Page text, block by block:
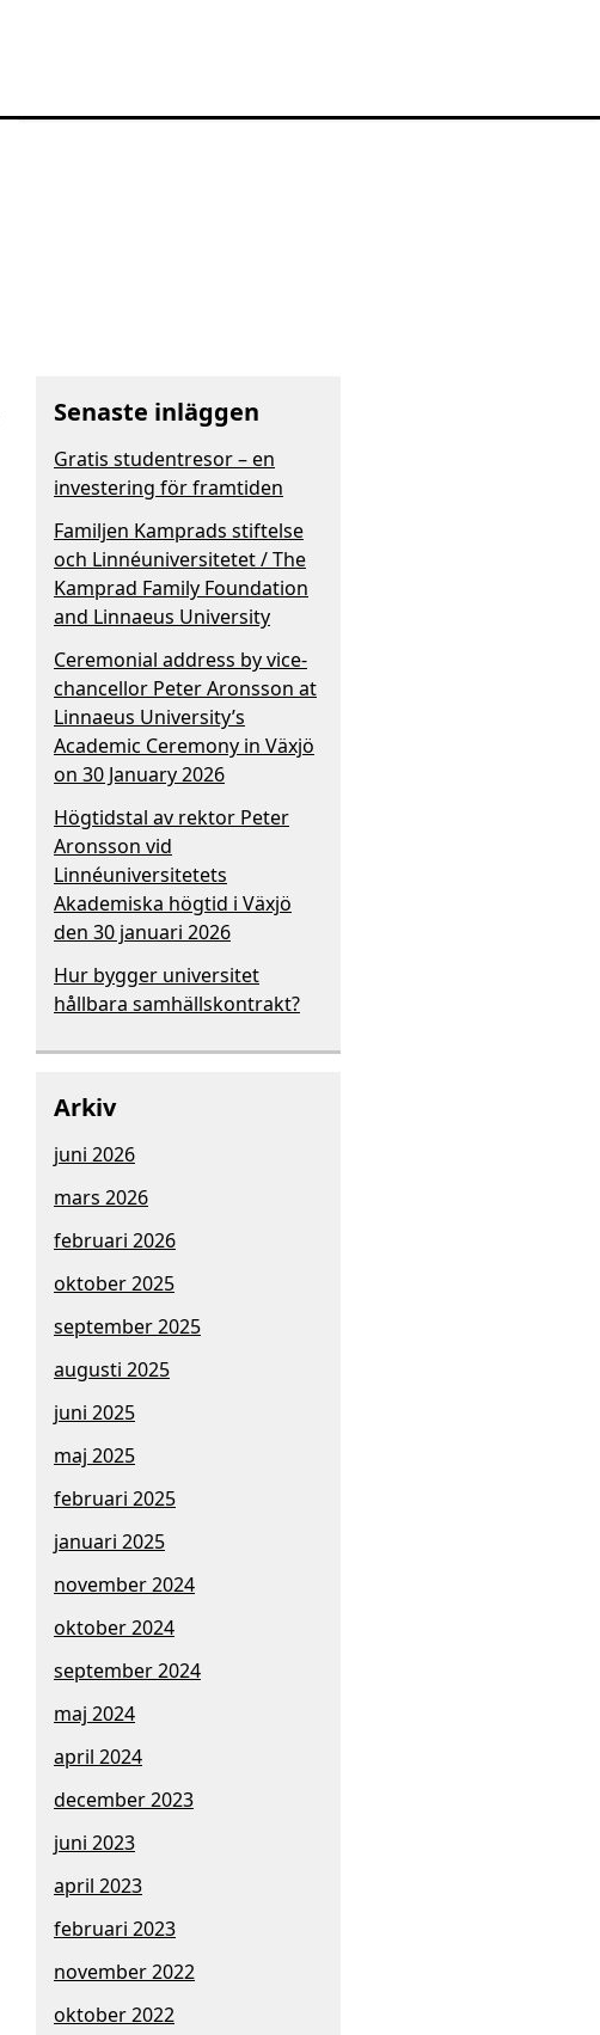
Senaste inläggen
Gratis studentresor – en
investering för framtiden
Familjen Kamprads stiftelse
och Linnéuniversitetet / The
Kamprad Family Foundation
and Linnaeus University
Ceremonial address by vice-
chancellor Peter Aronsson at
Linnaeus University’s
Academic Ceremony in Växjö
on 30 January 2026
Högtidstal av rektor Peter
Aronsson vid
Linnéuniversitetets
Akademiska högtid i Växjö
den 30 januari 2026
Hur bygger universitet
hållbara samhällskontrakt?
Arkiv
juni 2026
mars 2026
februari 2026
oktober 2025
september 2025
augusti 2025
juni 2025
maj 2025
februari 2025
januari 2025
november 2024
oktober 2024
september 2024
maj 2024
april 2024
december 2023
juni 2023
april 2023
februari 2023
november 2022
oktober 2022